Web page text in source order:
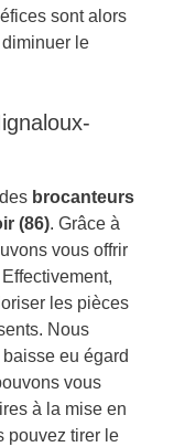
sont alors
le
brocanteurs
(86). Grâce à
vous offrir
les pièces
Nous
eu égard
vous
à la mise en
pouvez tirer le